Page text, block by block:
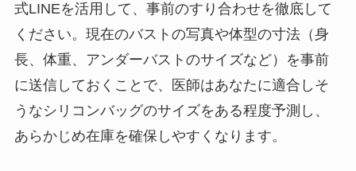
式LINEを活用して、事前のすり合わせを徹底して
ください。現在のバストの写真や体型の寸法（身
長、体重、アンダーバストのサイズなど）を事前
に送信しておくことで、医師はあなたに適合しそ
うなシリコンバッグのサイズをある程度予測し、
あらかじめ在庫を確保しやすくなります。